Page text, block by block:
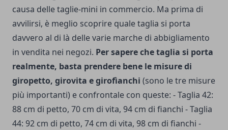
causa delle taglie-mini in commercio. Ma prima di
avvilirsi, è meglio scoprire quale taglia si porta
davvero al di là delle varie marche di abbigliamento
in vendita nei negozi. Per sapere che taglia si porta
realmente, basta prendere bene le misure di
giropetto, girovita e girofìanchi (sono le tre misure
più importanti) e confrontale con queste: - Taglia 42:
88 cm di petto, 70 cm di vita, 94 cm di fian­chi - Taglia
44: 92 cm di petto, 74 cm di vita, 98 cm di fian­chi -